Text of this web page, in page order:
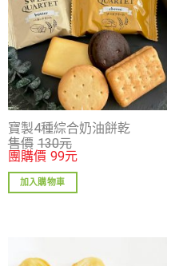
寶製4種綜合奶油餅乾
售價 130元
團購價 99元
加入購物車